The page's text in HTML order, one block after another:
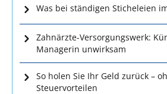
Was bei ständigen Sticheleien
Zahnärzte-Versorgungswerk:
Managerin unwirksam
So holen Sie Ihr Geld zurück –
Steuervorteilen